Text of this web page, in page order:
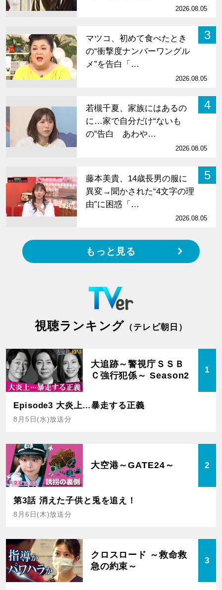
2026.08.05
3
マツコ、初めて食べたとき
の“衝撃度ナンバーワングル
メ”を告白「…
2026.08.05
4
若槻千夏、家族にはあるの
に…家で自分だけ“ないも
の”告白 あわや…
2026.08.05
5
藤本美貴、14歳長男の服に
異変→聞かされた“4文字の理
由”に困惑「…
2026.08.05
もっと見る
視聴ランキング （テレビ朝日）
大追跡～警視庁ＳＳＢ
Ｃ強行犯係～ Season2
1
Episode3 大炎上…暴走する正義
8月5日(水)放送分
大空港～GATE24～ 2
第3話 消えた子供と兎を追え！
8月6日(木)放送分
クロスロード ～救命救
急の約束～
3